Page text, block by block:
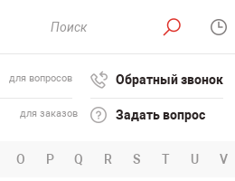
для вопросов
для заказов
Обратный звонок
Задать вопрос
O P Q R S T U V